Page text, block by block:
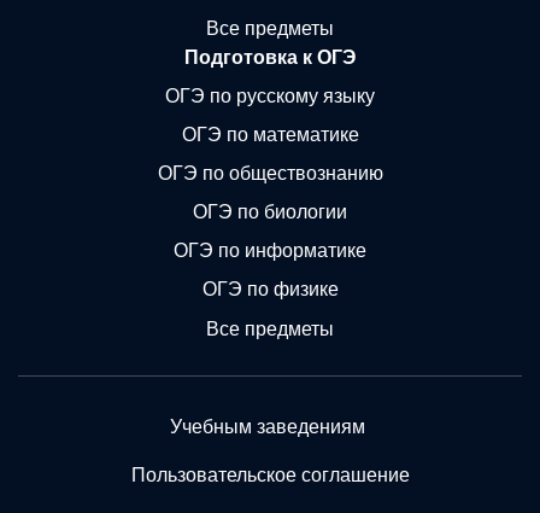
Все предметы
Подготовка к ОГЭ
ОГЭ по русскому языку
ОГЭ по математике
ОГЭ по обществознанию
ОГЭ по биологии
ОГЭ по информатике
ОГЭ по физике
Все предметы
Учебным заведениям
Пользовательское соглашение